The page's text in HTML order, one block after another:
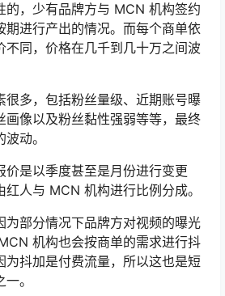
的，少有品牌方与 MCN 机构签约
期进行产出的情况。而每个商单依
不同，价格在几千到几十万之间波
很多，包括粉丝量级、近期账号曝
画像以及粉丝黏性强弱等等，最终
动。
价是以季度甚至是月份进行变更
人与 MCN 机构进行比例分成。
为部分情况下品牌方对视频的曝光
机构也会按商单的需求进行抖
为抖加是付费流量，所以这也是短
。